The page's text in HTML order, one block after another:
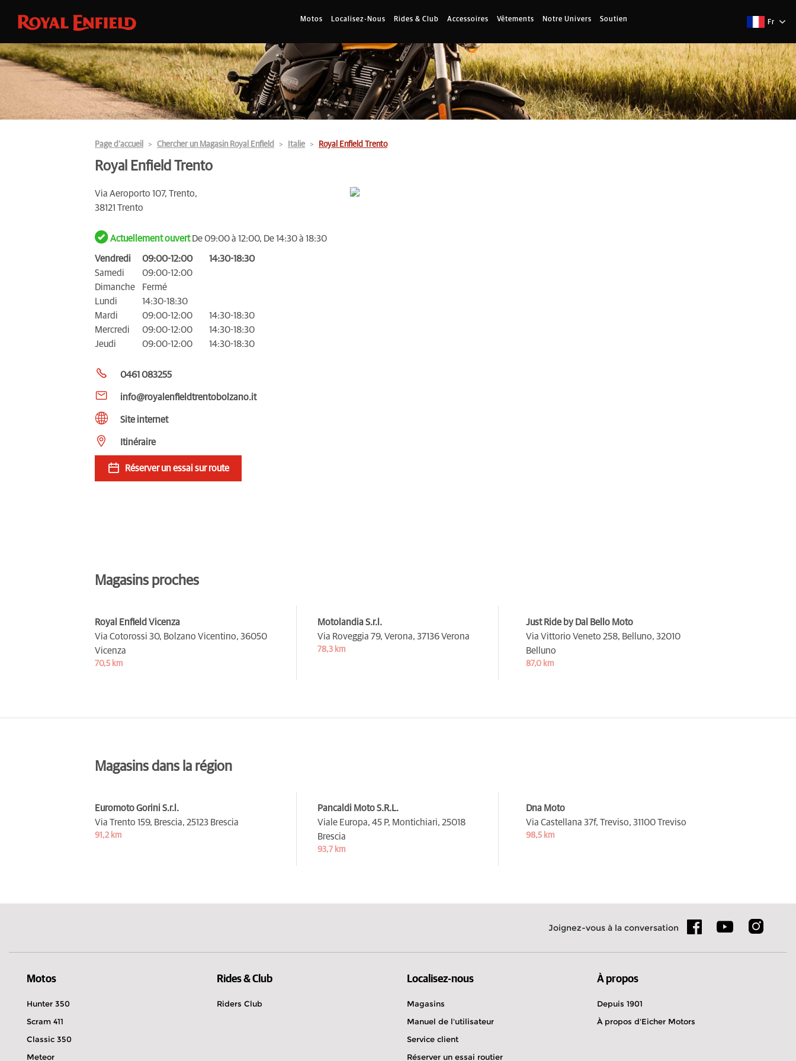
Motos Localisez-Nous Rides & Club Accessoires Vêtements Notre Univers Soutien Fr
Page d’accueil Chercher un Magasin Royal Enfield Italie Royal Enfield Trento
Royal Enfield Trento
Via Aeroporto 107, Trento,
38121 Trento
Actuellement ouvertDe 09:00 à 12:00, De 14:30 à 18:30
Vendredi 09:00-12:00
14:30-18:30
Samedi
09:00-12:00
Dimanche
Fermé
Lundi
14:30-18:30
Mardi
09:00-12:00
14:30-18:30
Mercredi
09:00-12:00
14:30-18:30
Jeudi
09:00-12:00 14:30-18:30
0461 083255
info@royalenfieldtrentobolzano.it
Site internet
Itinéraire
Réserver un essai sur route
Magasins proches
Royal Enfield Vicenza
Via Cotorossi 30, Bolzano Vicentino, 36050
Vicenza
70,5 km
Motolandia S.r.l.
Via Roveggia 79, Verona, 37136 Verona
78,3 km
Just Ride by Dal Bello Moto
Via Vittorio Veneto 258, Belluno, 32010
Belluno
87,0 km
Magasins dans la région
Euromoto Gorini S.r.l.
Via Trento 159, Brescia, 25123 Brescia
91,2 km
Pancaldi Moto S.R.L.
Viale Europa, 45 P, Montichiari, 25018
Brescia
93,7 km
Dna Moto
Via Castellana 37f, Treviso, 31100 Treviso
98,5 km
Joignez-vous à la conversation
Motos
Hunter 350
Scram 411
Classic 350
Meteor
Rides & Club
Riders Club
Localisez-nous
Magasins
Manuel de l'utilisateur
Service client
Réserver un essai routier
À propos
Depuis 1901
À propos d'Eicher Motors